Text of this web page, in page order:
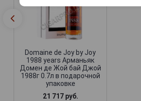
Domaine de Joy by Joy
1988 years Арманьяк
Домен де Жой бай Джой
1988г 0.7л в подарочной
упаковке
21 717 руб.